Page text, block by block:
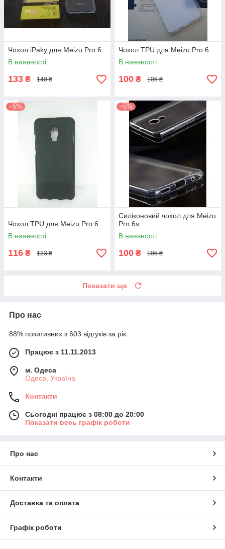
Чохол iPaky для Meizu Pro 6
В наявності
133 ₴ 140 ₴
Чохол TPU для Meizu Pro 6
В наявності
100 ₴ 105 ₴
–5%
Чохол TPU для Meizu Pro 6
В наявності
116 ₴ 123 ₴
–5%
Силіконовий чохол для Meizu
Pro 6s
В наявності
100 ₴ 105 ₴
Показати ще
Про нас
88% позитивних з 603 відгуків за рік
Працює з 11.11.2013
м. Одеса
Одеса, Україна
Контакти
Сьогодні працює з 08:00 до 20:00
Показати весь графік роботи
Про нас
Контакти
Доставка та оплата
Графік роботи